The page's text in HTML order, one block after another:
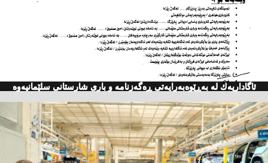
ئاگاداریه‌ك له‌ به‌ڕێوه‌به‌رایه‌تی ڕه‌گه‌زنامه‌ و باری شارستانی سلێمانیه‌وه‌